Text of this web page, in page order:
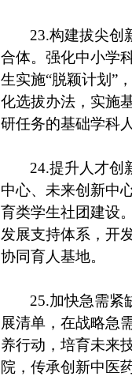
23.构建拔尖创
合体。强化中小学
生实施“脱颖计划”
化选拔办法，实施
研任务的基础学科
24.提升人才创
中心、未来创新中
育类学生社团建设
发展支持体系，开
协同育人基地。
25.加快急需紧
展清单，在战略急
养行动，培育未来
院，传承创新中医